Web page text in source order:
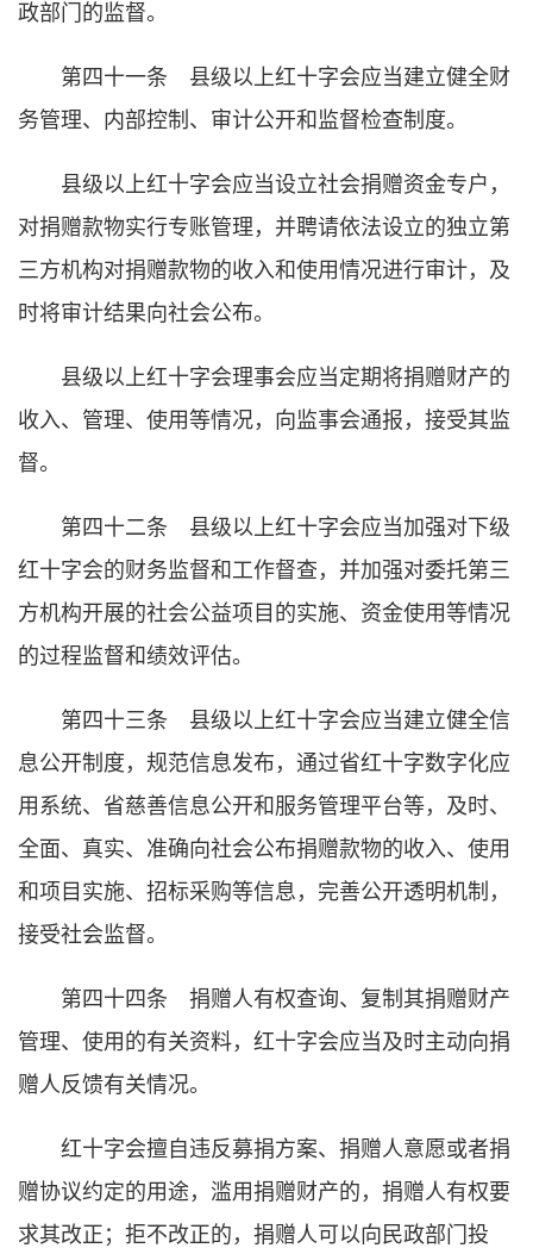
政部门的监督。
第四十一条 县级以上红十字会应当建立健全财
务管理、内部控制、审计公开和监督检查制度。
县级以上红十字会应当设立社会捐赠资金专户，
对捐赠款物实行专账管理，并聘请依法设立的独立第
三方机构对捐赠款物的收入和使用情况进行审计，及
时将审计结果向社会公布。
县级以上红十字会理事会应当定期将捐赠财产的
收入、管理、使用等情况，向监事会通报，接受其监
督。
第四十二条 县级以上红十字会应当加强对下级
红十字会的财务监督和工作督查，并加强对委托第三
方机构开展的社会公益项目的实施、资金使用等情况
的过程监督和绩效评估。
第四十三条 县级以上红十字会应当建立健全信
息公开制度，规范信息发布，通过省红十字数字化应
用系统、省慈善信息公开和服务管理平台等，及时、
全面、真实、准确向社会公布捐赠款物的收入、使用
和项目实施、招标采购等信息，完善公开透明机制，
接受社会监督。
第四十四条 捐赠人有权查询、复制其捐赠财产
管理、使用的有关资料，红十字会应当及时主动向捐
赠人反馈有关情况。
红十字会擅自违反募捐方案、捐赠人意愿或者捐
赠协议约定的用途，滥用捐赠财产的，捐赠人有权要
求其改正；拒不改正的，捐赠人可以向民政部门投